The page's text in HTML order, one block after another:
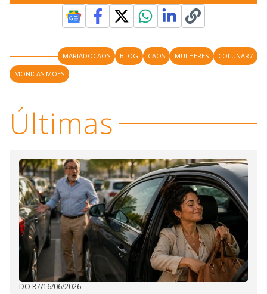
MARIADOCAOS BLOG CAOS MULHERES
COLUNAR7
MONICASIMOES
Últimas
DO R7/16/06/2026